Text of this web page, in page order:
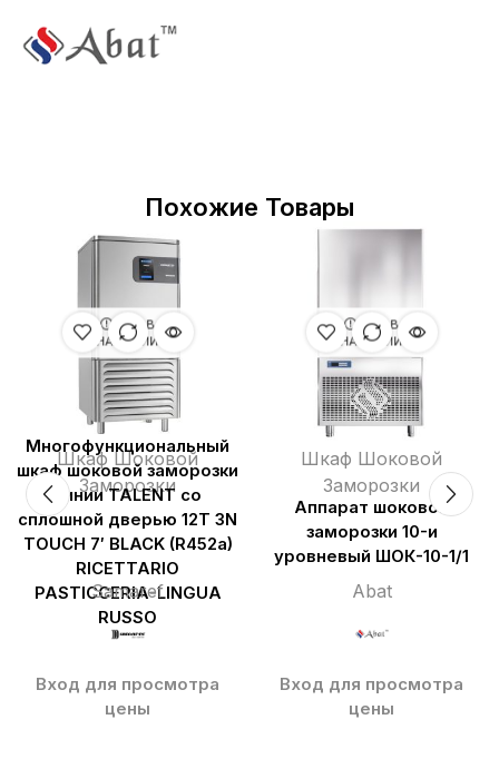
Похожие Товары
НЕТ В
НАЛИЧИИ
Шкаф Шоковой
Заморозки
Многофункциональный
шкаф шоковой заморозки
линии TALENT со
сплошной дверью 12T 3N
TOUCH 7′ BLACK (R452a)
RICETTARIO
PASTICCERIA-LINGUA
RUSSO
Samaref
Вход для просмотра
цены
НЕТ В
НАЛИЧИИ
Шкаф Шоковой
Заморозки
Аппарат шоковой
заморозки 10-и
уровневый ШОК-10-1/1
Abat
Вход для просмотра
цены